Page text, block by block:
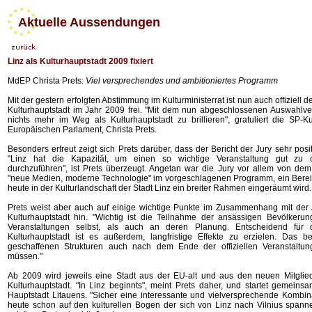
Aktuelle Aussendungen
Linz als Kulturhauptstadt 2009 fixiert
MdEP Christa Prets: Viel versprechendes und ambitioniertes Programm
Mit der gestern erfolgten Abstimmung im Kulturministerrat ist nun auch offiziell
Kulturhauptstadt im Jahr 2009 frei. "Mit dem nun abgeschlossenen
nichts mehr im Weg als Kulturhauptstadt zu brillieren", gratuliert die SP-
Europäischen Parlament, Christa Prets.
Besonders erfreut zeigt sich Prets darüber, dass der Bericht der Jury sehr
"Linz hat die Kapazität, um einen so wichtige Veranstaltung gut zu
durchzuführen", ist Prets überzeugt. Angetan war die Jury vor allem von
"neue Medien, moderne Technologie" im vorgeschlagenen Programm, ein
heute in der Kulturlandschaft der Stadt Linz ein breiter Rahmen eingeräumt wird.
Prets weist aber auch auf einige wichtige Punkte im Zusammenhang mit der
Kulturhauptstadt hin. "Wichtig ist die Teilnahme der ansässigen
Veranstaltungen selbst, als auch an deren Planung. Entscheidend für
Kulturhauptstadt ist es außerdem, langfristige Effekte zu erzielen. Das
geschaffenen Strukturen auch nach dem Ende der offiziellen
müssen."
Ab 2009 wird jeweils eine Stadt aus der EU-alt und aus den neuen
Kulturhauptstadt. "In Linz beginnts", meint Prets daher, und startet
Hauptstadt Litauens. "Sicher eine interessante und vielversprechende
heute schon auf den kulturellen Bogen der sich von Linz nach Vilnius